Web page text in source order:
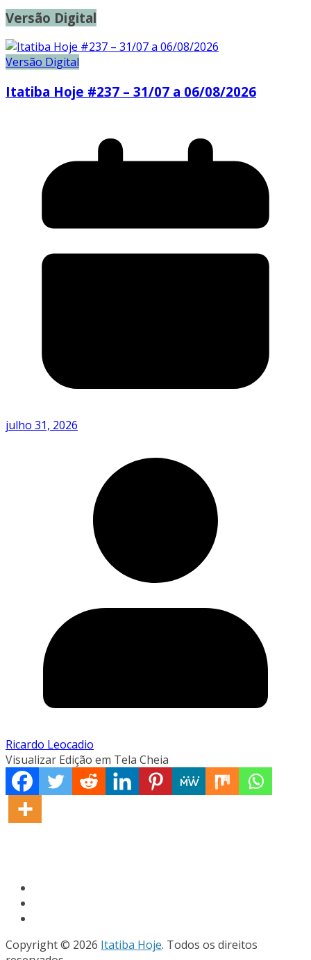
Versão Digital
Versão Digital
Itatiba Hoje #237 – 31/07 a 06/08/2026
julho 31, 2026
Ricardo Leocadio
Visualizar Edição em Tela Cheia
Copyright © 2026 Itatiba Hoje. Todos os direitos